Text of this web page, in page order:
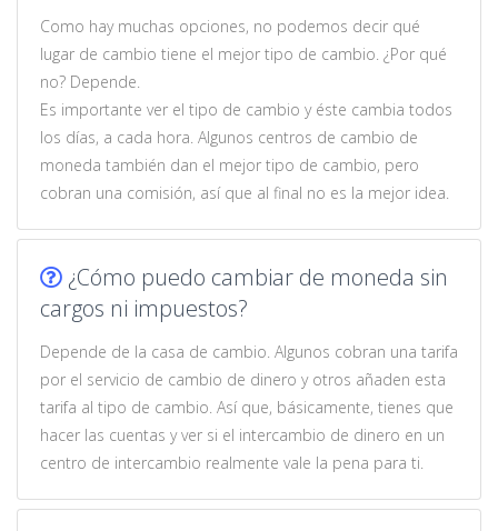
Como hay muchas opciones, no podemos decir qué
lugar de cambio tiene el mejor tipo de cambio. ¿Por qué
no? Depende.
Es importante ver el tipo de cambio y éste cambia todos
los días, a cada hora. Algunos centros de cambio de
moneda también dan el mejor tipo de cambio, pero
cobran una comisión, así que al final no es la mejor idea.
¿Cómo puedo cambiar de moneda sin
cargos ni impuestos?
Depende de la casa de cambio. Algunos cobran una tarifa
por el servicio de cambio de dinero y otros añaden esta
tarifa al tipo de cambio. Así que, básicamente, tienes que
hacer las cuentas y ver si el intercambio de dinero en un
centro de intercambio realmente vale la pena para ti.